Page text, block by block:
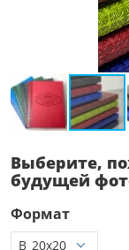
Выберите,
будущей
Формат